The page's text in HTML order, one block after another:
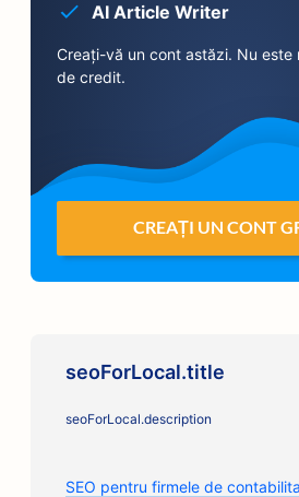
AI Article Writer
Creați-vă un cont astăzi. Nu este
de credit.
CREAȚI UN CONT
seoForLocal.title
seoForLocal.description
SEO pentru firmele de